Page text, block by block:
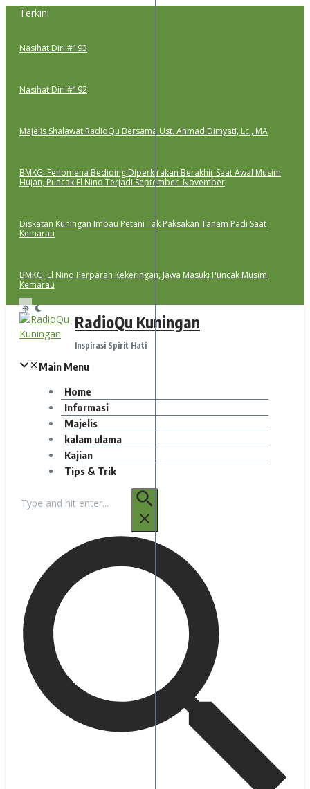
Lewati
Terkini
Nasihat Diri #193
Nasihat Diri #192
Majelis Shalawat RadioQu Bersama Ust. Ahmad Dimyati, Lc., MA
BMKG: Fenomena Bediding Diperkirakan Berakhir Saat Awal Musim
Hujan, Puncak El Nino Terjadi September–November
Diskatan Kuningan Imbau Petani Tak Paksakan Tanam Padi Saat
Kemarau
BMKG: El Nino Perparah Kekeringan, Jawa Masuki Puncak Musim
Kemarau
RadioQu Kuningan
Inspirasi Spirit Hati
Main Menu
Home
Informasi
Majelis
kalam ulama
Kajian
Tips & Trik
untuk: